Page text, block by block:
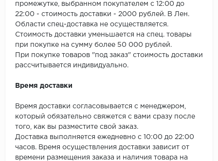
Veon
Wonderful Vinyl
промежутке, выбранном покупателем с 12:00 до
22:00 - стоимость доставки - 2000 рублей. В Лен.
Области спец-доставка не осуществляется.
Стоимость доставки уменьшается на спец. товары
при покупке на сумму более 50 000 рублей.
При покупке товаров "под заказ" стоимость доставки
рассчитывается индивидуально.
Время доставки
Время доставки согласовывается с менеджером,
который обязательно свяжется с вами сразу после
того, как вы разместите свой заказ.
Доставка выполняется ежедневно с 10:00 до 22:00
часов. Время осуществления доставки зависит от
времени размещения заказа и наличия товара на